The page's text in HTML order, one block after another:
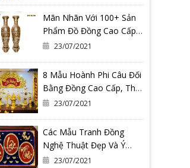
Mãn Nhãn Với 100+ Sản
Phẩm Đồ Đồng Cao Cấp
Tại Đồ Đồng Quang
23/07/2021
8 Mẫu Hoành Phi Câu Đối
Bằng Đồng Cao Cấp, Thờ
Gia Tiên
23/07/2021
Các Mẫu Tranh Đồng
Nghệ Thuật Đẹp Và Ý
Nghĩa Nhất Tại Đồ Đồng
23/07/2021